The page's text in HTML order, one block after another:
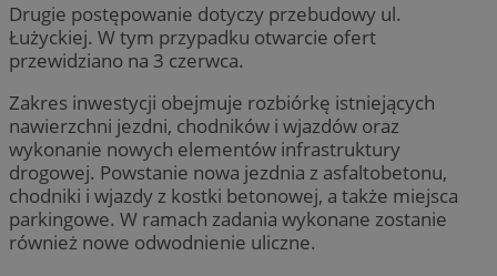
Drugie postępowanie dotyczy przebudowy ul.
Łużyckiej. W tym przypadku otwarcie ofert
przewidziano na 3 czerwca.
Zakres inwestycji obejmuje rozbiórkę istniejących
nawierzchni jezdni, chodników i wjazdów oraz
wykonanie nowych elementów infrastruktury
drogowej. Powstanie nowa jezdnia z asfaltobetonu,
chodniki i wjazdy z kostki betonowej, a także miejsca
parkingowe. W ramach zadania wykonane zostanie
również nowe odwodnienie uliczne.